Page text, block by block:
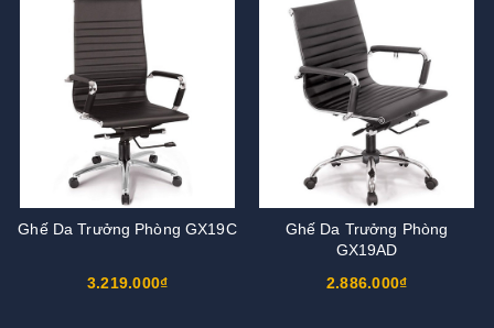
Ghế Da Trưởng Phòng GX19C
3.219.000₫
Ghế Da Trưởng Phòng
GX19AD
2.886.000₫